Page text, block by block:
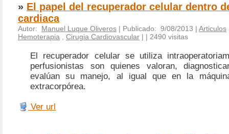
» El papel del recuperador celular dentro
cardiaca
Autor: Manuel Luque Oliveros | Publicado: 9/08/2013 | Articulos
Hemoterapia
Cirugia Cardiovascular | | 2490 visitas
El recuperador celular se utiliza
perfusionistas son quienes valoran,
evalúan su manejo, al igual que en la
extracorpórea.
Ver url